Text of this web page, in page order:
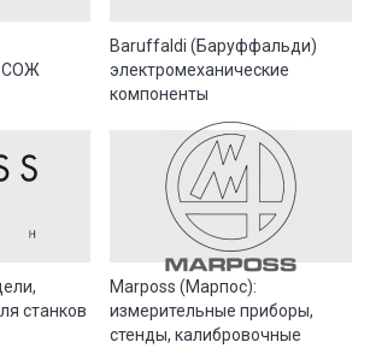
СОЖ
Baruffaldi (Баруффальди)
электромеханические
компоненты
станков
Marposs (Марпос):
измерительные приборы,
стенды, калибровочные